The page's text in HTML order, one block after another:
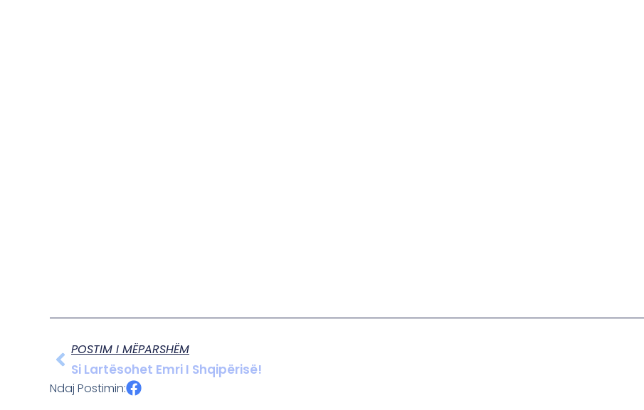
POSTIM I MËPARSHËM
Si Lartësohet Emri I Shqipërisë!
Ndaj Postimin: